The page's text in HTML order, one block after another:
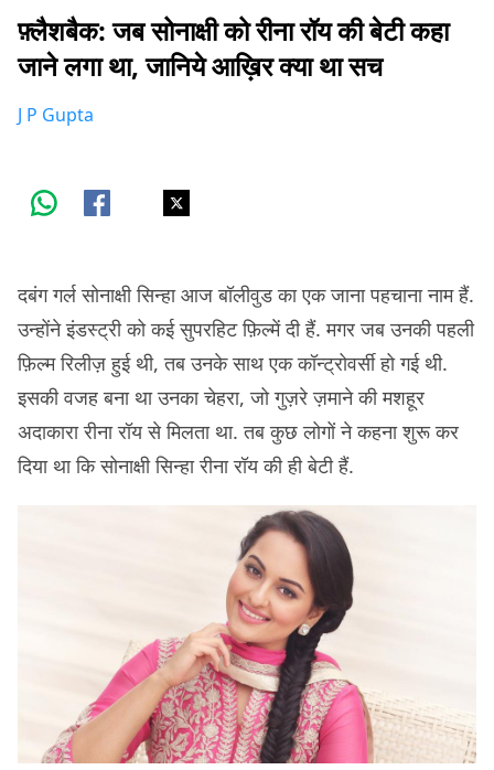
फ़्लैशबैक: जब सोनाक्षी को रीना रॉय की बेटी कहा
जाने लगा था, जानिये आख़िर क्या था सच
J P Gupta
दबंग गर्ल सोनाक्षी सिन्हा आज बॉलीवुड का एक जाना पहचाना नाम हैं.
उन्होंने इंडस्ट्री को कई सुपरहिट फ़िल्में दी हैं. मगर जब उनकी पहली
फ़िल्म रिलीज़ हुई थी, तब उनके साथ एक कॉन्ट्रोवर्सी हो गई थी.
इसकी वजह बना था उनका चेहरा, जो गुज़रे ज़माने की मशहूर
अदाकारा रीना रॉय से मिलता था. तब कुछ लोगों ने कहना शुरू कर
दिया था कि सोनाक्षी सिन्हा रीना रॉय की ही बेटी हैं.